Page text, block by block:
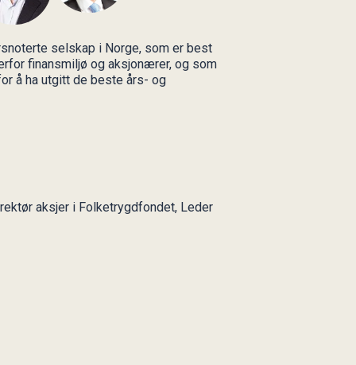
selskap i Norge, som er best
finansmiljø og aksjonærer, og som
å ha utgitt de beste års- og
aksjer i Folketrygdfondet, Leder